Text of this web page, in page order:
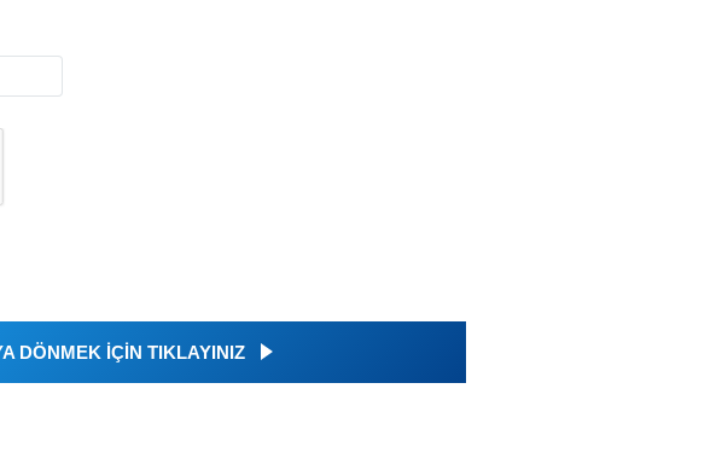
DÖNMEK İÇİN TIKLAYINIZ